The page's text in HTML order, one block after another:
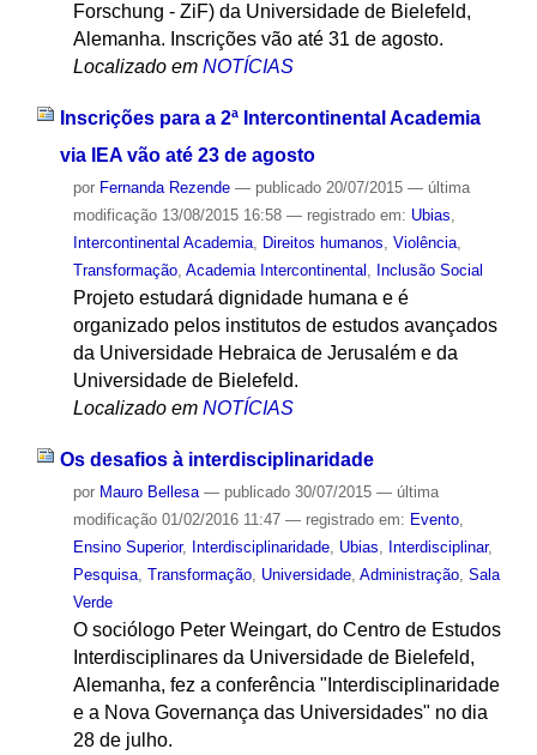
Forschung - ZiF) da Universidade de Bielefeld,
Alemanha. Inscrições vão até 31 de agosto.
Localizado em NOTÍCIAS
Inscrições para a 2ª Intercontinental Academia
via IEA vão até 23 de agosto
por Fernanda Rezende — publicado20/07/2015 — última
modificação13/08/2015 16:58 — registrado em: Ubias
Intercontinental Academia, Direitos humanos Violência,
Transformação, Academia Intercontinental Inclusão Social
Projeto estudará dignidade humana e é
organizado pelos institutos de estudos avançados
da Universidade Hebraica de Jerusalém e da
Universidade de Bielefeld.
Localizado em NOTÍCIAS
Os desafios à interdisciplinaridade
por Mauro Bellesa — publicado30/07/2015 — última
modificação01/02/2016 11:47 — registrado em: Evento,
Ensino Superior, Interdisciplinaridade, Ubias Interdisciplinar,
Pesquisa, Transformação, Universidade, Administração, Sala
Verde
O sociólogo Peter Weingart, do Centro de Estudos
Interdisciplinares da Universidade de Bielefeld,
Alemanha, fez a conferência "Interdisciplinaridade
e a Nova Governança das Universidades" no dia
28 de julho.